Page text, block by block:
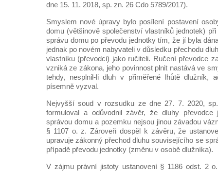
dne 15. 11. 2018, sp. zn. 26 Cdo 5789/2017).
Smyslem nové úpravy bylo posílení postavení
domu (většinově společenství vlastníků jednotek)
správu domu po převodu jednotky tím, že jí byla
jednak po novém nabyvateli v důsledku přechodu
vlastníku (převodci) jako ručiteli. Ručení převodce
vzniká ze zákona, jeho povinnost plnit nastává ve
tehdy, nesplnil-li dluh v přiměřené lhůtě dlužník,
písemně vyzval.
Nejvyšší soud v rozsudku ze dne 27. 7. 2020,
formuloval a odůvodnil závěr, že dluhy převodce
správou domu a pozemku nejsou jinou závadou
§ 1107 o. z. Zároveň dospěl k závěru, že
upravuje zákonný přechod dluhu souvisejícího se
případě převodu jednotky (změnu v osobě dlužníka).
V zájmu právní jistoty ustanovení § 1186 odst. 2